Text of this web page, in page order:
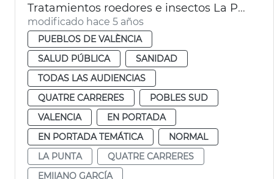
Tratamientos roedores e insectos La Punta
modificado hace 5 años
PUEBLOS DE VALÈNCIA
SALUD PÚBLICA
SANIDAD
TODAS LAS AUDIENCIAS
QUATRE CARRERES
POBLES SUD
VALENCIA
EN PORTADA
EN PORTADA TEMÁTICA
NORMAL
LA PUNTA
QUATRE CARRERES
EMIIANO GARCÍA